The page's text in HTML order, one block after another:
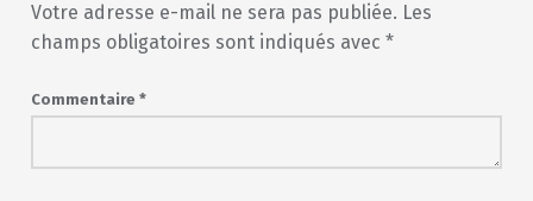
Votre adresse e-mail ne sera pas publiée. Les
champs obligatoires sont indiqués avec *
Commentaire *